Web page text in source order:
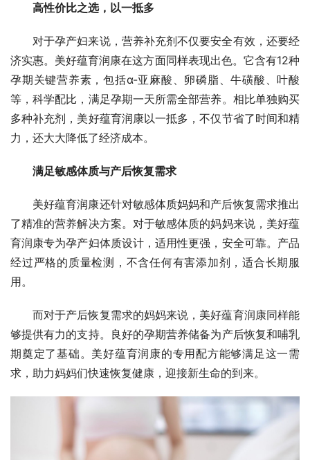
高性价比之选，以一抵多
对于孕产妇来说，营养补充剂不仅要安全有效，还要经
济实惠。美好蕴育润康在这方面同样表现出色。它含有12种
孕期关键营养素，包括α-亚麻酸、卵磷脂、牛磺酸、叶酸
等，科学配比，满足孕期一天所需全部营养。相比单独购买
多种补充剂，美好蕴育润康以一抵多，不仅节省了时间和精
力，还大大降低了经济成本。
满足敏感体质与产后恢复需求
美好蕴育润康还针对敏感体质妈妈和产后恢复需求推出
了精准的营养解决方案。对于敏感体质的妈妈来说，美好蕴
育润康专为孕产妇体质设计，适用性更强，安全可靠。产品
经过严格的质量检测，不含任何有害添加剂，适合长期服
用。
而对于产后恢复需求的妈妈来说，美好蕴育润康同样能
够提供有力的支持。良好的孕期营养储备为产后恢复和哺乳
期奠定了基础。美好蕴育润康的专用配方能够满足这一需
求，助力妈妈们快速恢复健康，迎接新生命的到来。